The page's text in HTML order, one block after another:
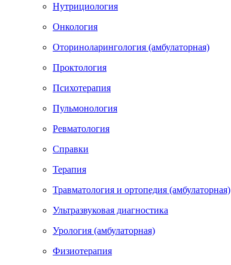
Нутрициология
Онкология
Оториноларингология (амбулаторная)
Проктология
Психотерапия
Пульмонология
Ревматология
Справки
Терапия
Травматология и ортопедия (амбулаторная)
Ультразвуковая диагностика
Урология (амбулаторная)
Физиотерапия